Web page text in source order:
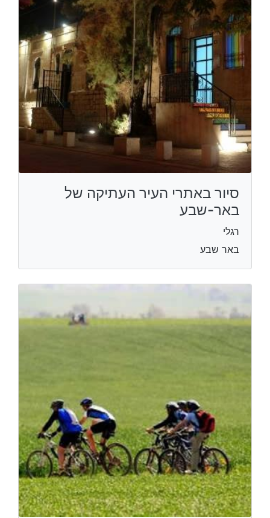
סיור באתרי העיר העתיקה של
באר-שבע
רגלי
באר שבע